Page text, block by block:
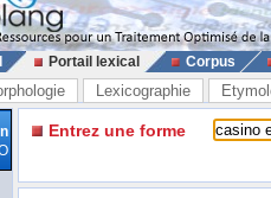
Portail lexical Corpus
Lexicographie
Entrez une forme